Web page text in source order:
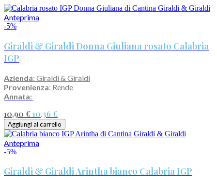
Anteprima
-5%
Giraldi & Giraldi Donna Giuliana rosato Calabria
IGP
Azienda: Giraldi & Giraldi
Provenienza: Rende
Annata:
10,90 € 10,36 €
Aggiungi al carrello
Anteprima
-5%
Giraldi & Giraldi Arintha bianco Calabria IGP